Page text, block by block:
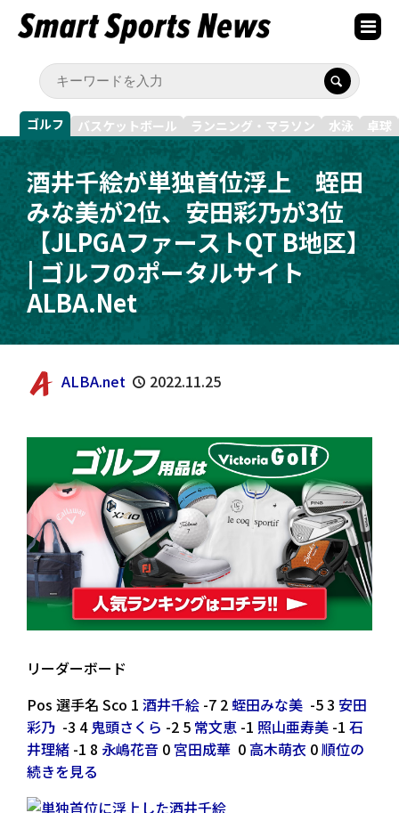
ゴルフ バスケットボール ランニング・マラソン 水泳 卓球
酒井千絵が単独首位浮上 蛭田
みな美が2位、安田彩乃が3位
【JLPGAファーストQT B地区】
| ゴルフのポータルサイト
ALBA.Net
ALBA.net 2022.11.25
リーダーボード
Pos 選手名 Sco 1 酒井千絵 -7 2蛭田みな美 -5 3 安田
彩乃 -3 4鬼頭さくら -2 5 常文恵 -1 照山亜寿美 -1 石
井理緒 -1 8 永嶋花音 0 宮田成華 0高木萌衣 0順位の
続きを見る